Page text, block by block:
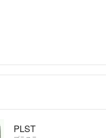
PLST